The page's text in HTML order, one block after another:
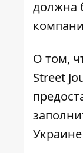
должна
О том,
Street